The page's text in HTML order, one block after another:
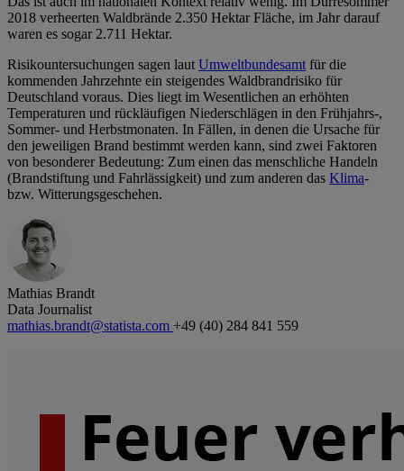
2018 verheerten Waldbrände 2.350 Hektar Fläche, im Jahr darauf
waren es sogar 2.711 Hektar.
Risikountersuchungen sagen lautUmweltbundesamtfür die
kommenden Jahrzehnte ein steigendes Waldbrandrisiko für
Deutschland voraus. Dies liegt im Wesentlichen an erhöhten
Temperaturen und rückläufigen Niederschlägen in den Frühjahrs-,
Sommer- und Herbstmonaten. In Fällen, in denen die Ursache für
den jeweiligen Brand bestimmt werden kann, sind zwei Faktoren
von besonderer Bedeutung: Zum einen das menschliche Handeln
(Brandstiftung und Fahrlässigkeit) und zum anderen das Klima-
bzw. Witterungsgeschehen.
Mathias Brandt
Data Journalist
mathias.brandt@statista.com +49 (40) 284 841 559